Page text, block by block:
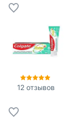
12 отзывов